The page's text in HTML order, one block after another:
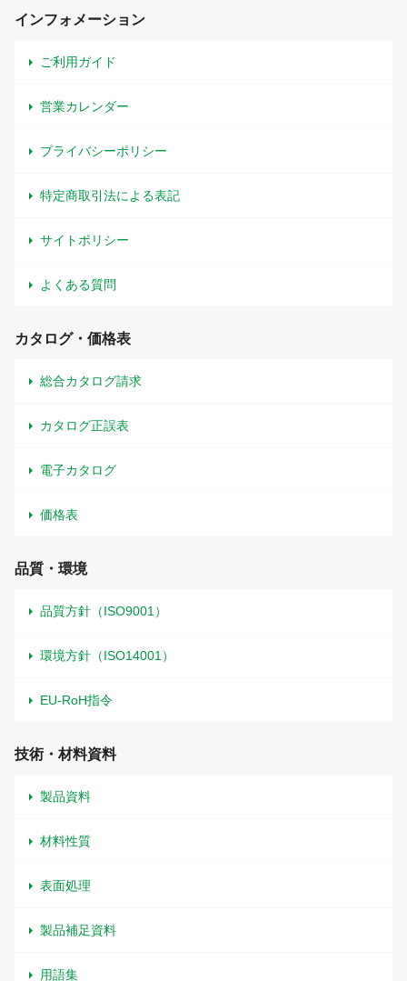
インフォメーション
ご利用ガイド
営業カレンダー
プライバシーポリシー
特定商取引法による表記
サイトポリシー
よくある質問
カタログ・価格表
総合カタログ請求
カタログ正誤表
電子カタログ
価格表
品質・環境
品質方針（ISO9001）
環境方針（ISO14001）
EU-RoH指令
技術・材料資料
製品資料
材料性質
表面処理
製品補足資料
用語集